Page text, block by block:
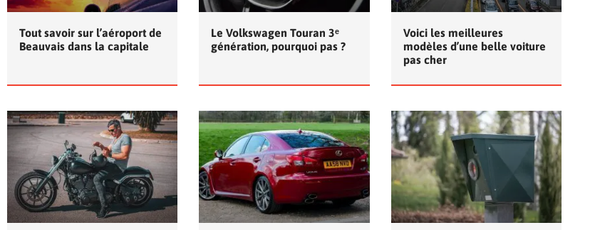
Tout savoir sur l’aéroport de
Beauvais dans la capitale
Le Volkswagen Touran 3ᵉ
génération, pourquoi pas ?
Voici les meilleures
modèles d’une belle voiture
pas cher